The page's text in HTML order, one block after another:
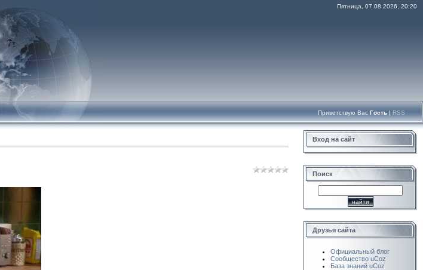
Пятница, 07.08.2026, 20:20
Приветствую Вас Гость | RSS
Вход на сайт
Поиск
Друзья сайта
Официальный блог
Сообщество uCoz
База знаний uCoz